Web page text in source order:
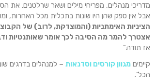
מדריכי מנהלים, מפריחי מילים ושאר שרלטנים. את
אבל אין ספק שהן היו שונות בתכלית מכל האחרות,
הציניות האימתניות (והמוצדקת, לרוב) של
אצטרך להמר מה הסיבה לכך אומר שאותנטיות
אז תודה.”
קיימים מגוון קורסים וסדנאות – למנהלים בדרגים
הכל”.